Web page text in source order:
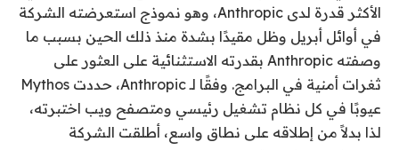
الأكثر قدرة لدى Anthropic، وهو نموذج استعرضته الشركة
في أوائل أبريل وظل مقيدًا بشدة منذ ذلك الحين بسبب ما
وصفته Anthropic بقدرته الاستثنائية على العثور على
ثغرات أمنية في البرامج. وفقًا لـ Anthropic، حددت Mythos
عيوبًا في كل نظام تشغيل رئيسي ومتصفح ويب اختبرته،
لذا بدلاً من إطلاقه على نطاق واسع، أطلقت الشركة